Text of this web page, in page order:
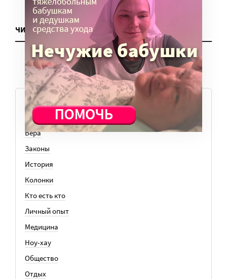
ЧИТАТЬ ЕЩЕ
ТЕМЫ
Вера
Законы
История
Колонки
Кто есть кто
Личный опыт
Медицина
Ноу-хау
Общество
Отдых